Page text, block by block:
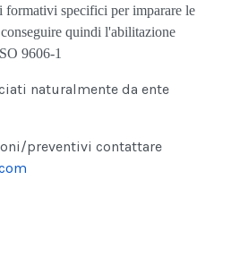
formativi specifici per imparare le
quindi l'abilitazione
9606-1
naturalmente da ente
preventivi contattare